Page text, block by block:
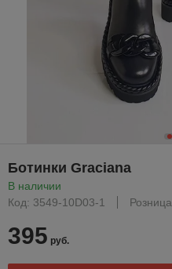
Ботинки Graciana
В наличии
Код: 3549-10D03-1
Розница
395 руб.